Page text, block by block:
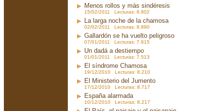
Menos rollos y más sindéresis
15/02/2011 Lecturas: 8.802
La larga noche de la chamosa
02/02/2011 Lecturas: 8.890
Gallardón se ha vuelto peligroso
07/01/2011 Lecturas: 7.815
Un dadá a destiempo
01/01/2011 Lecturas: 7.513
El síndrome Chamosa
19/12/2010 Lecturas: 8.210
El Ministerio del Jumento
17/12/2010 Lecturas: 8.717
España alarmada
10/12/2010 Lecturas: 8.217